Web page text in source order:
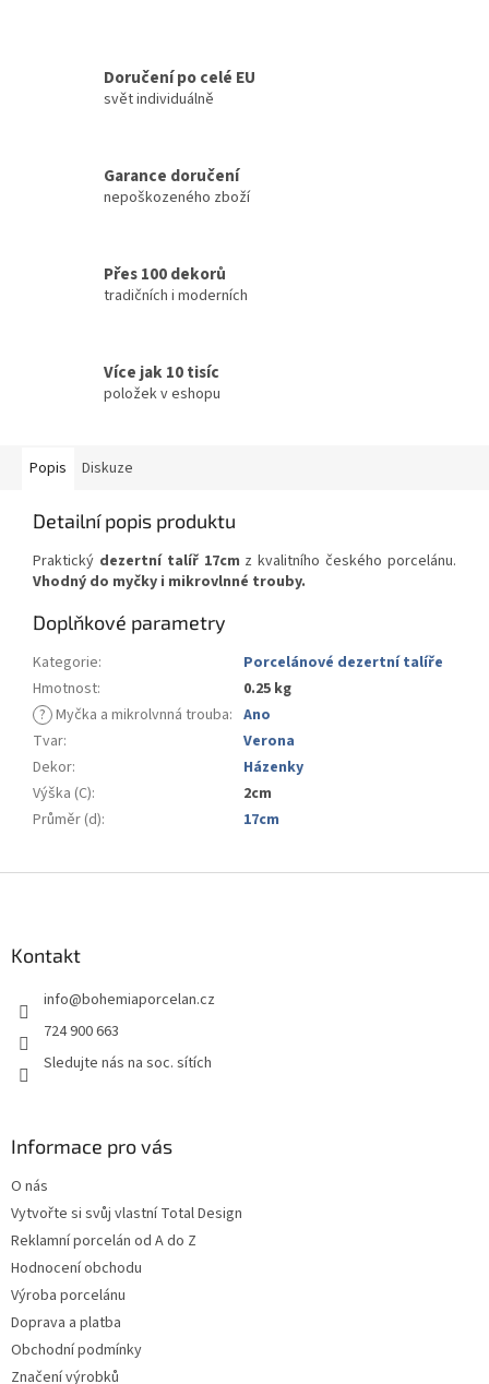
Doručení po celé EU
svět individuálně
Garance doručení
nepoškozeného zboží
Přes 100 dekorů
tradičních i moderních
Více jak 10 tisíc
položek v eshopu
Popis Diskuze
Detailní popis produktu
Praktický dezertní talíř 17cm z kvalitního českého porcelánu.
Vhodný do myčky i mikrovlnné trouby.
Doplňkové parametry
Kategorie:
Porcelánové dezertní talíře
Hmotnost:
0.25 kg
? Myčka a mikrolvnná trouba: Ano
Tvar:
Verona
Dekor:
Házenky
Výška (C):
2cm
Průměr (d): 17cm
Kontakt
info@bohemiaporcelan.cz
724 900 663
Sledujte nás na soc. sítích
Informace pro vás
O nás
Vytvořte si svůj vlastní Total Design
Reklamní porcelán od A do Z
Hodnocení obchodu
Výroba porcelánu
Doprava a platba
Obchodní podmínky
Značení výrobků